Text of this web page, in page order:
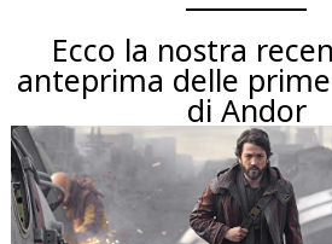
Ecco la nostra
anteprima delle
di Andor